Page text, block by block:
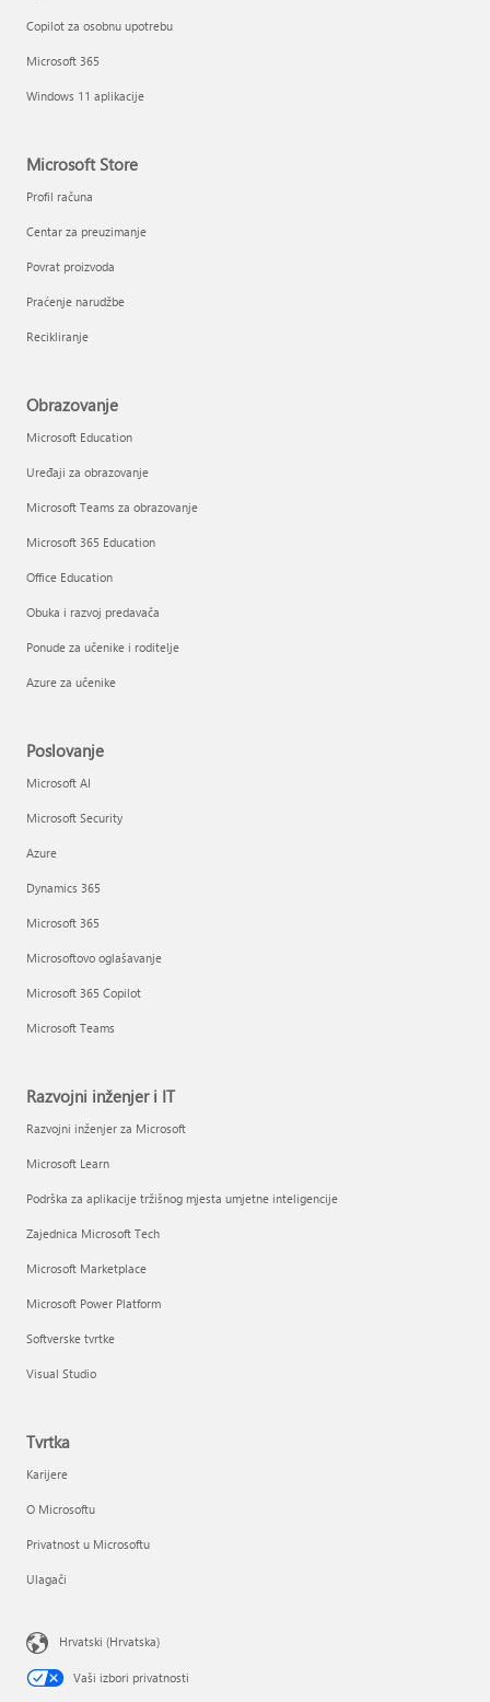
Copilot za osobnu upotrebu
Microsoft 365
Windows 11 aplikacije
Microsoft Store
Profil računa
Centar za preuzimanje
Povrat proizvoda
Praćenje narudžbe
Recikliranje
Obrazovanje
Microsoft Education
Uređaji za obrazovanje
Microsoft Teams za obrazovanje
Microsoft 365 Education
Office Education
Obuka i razvoj predavača
Ponude za učenike i roditelje
Azure za učenike
Poslovanje
Microsoft AI
Microsoft Security
Azure
Dynamics 365
Microsoft 365
Microsoftovo oglašavanje
Microsoft 365 Copilot
Microsoft Teams
Razvojni inženjer i IT
Razvojni inženjer za Microsoft
Microsoft Learn
Podrška za aplikacije tržišnog mjesta umjetne inteligencije
Zajednica Microsoft Tech
Microsoft Marketplace
Microsoft Power Platform
Softverske tvrtke
Visual Studio
Tvrtka
Karijere
O Microsoftu
Privatnost u Microsoftu
Ulagači
Hrvatski (Hrvatska)
Vaši izbori privatnosti